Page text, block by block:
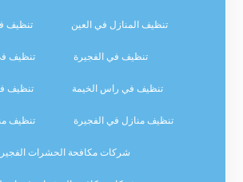
تنظيف المنازل في العين تنظيف
تنظيف في الفجيرة تنظيف
تنظيف في راس الخيمة تنظيف
تنظيف منازل في الفجيرة تنظيف
شركات مكافحة الحشرات